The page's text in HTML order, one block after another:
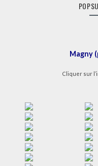
Magny
Cliquer sur